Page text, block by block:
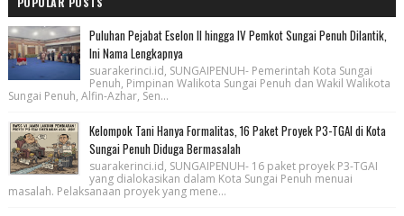
Puluhan Pejabat Eselon II hingga IV Pemkot Sungai Penuh Dilantik,
Ini Nama Lengkapnya
suarakerinci.id, SUNGAIPENUH- Pemerintah Kota Sungai
Penuh, Pimpinan Walikota Sungai Penuh dan Wakil Walikota
Sungai Penuh, Alfin-Azhar, Sen...
Kelompok Tani Hanya Formalitas, 16 Paket Proyek P3-TGAI di Kota
Sungai Penuh Diduga Bermasalah
suarakerinci.id, SUNGAIPENUH- 16 paket proyek P3-TGAI
yang dialokasikan dalam Kota Sungai Penuh menuai
masalah. Pelaksanaan proyek yang mene...